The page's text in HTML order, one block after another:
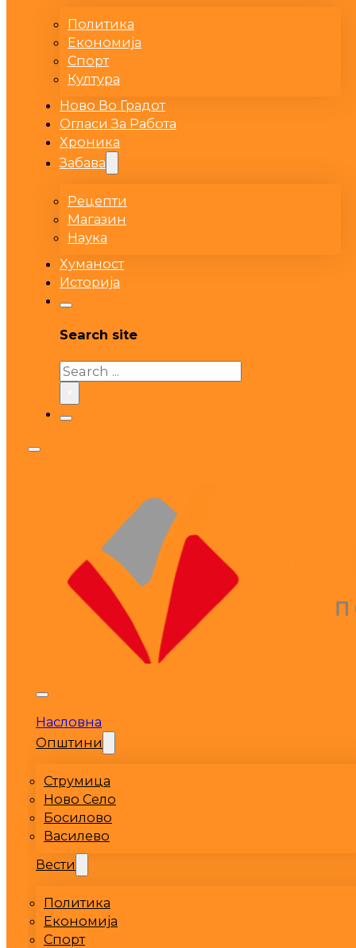
Политика
Економија
Спорт
Култура
Ново Во Градот
Огласи За Работа
Хроника
Забава
Рецепти
Магазин
Наука
Хуманост
Историја
Search site
Search
Насловна
Општини
Струмица
Ново Село
Босилово
Василево
Вести
Политика
Економија
Спорт